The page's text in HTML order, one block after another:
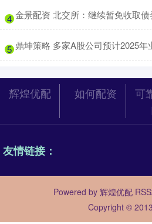
4 金景配资 北交所：继续暂免收取
5 鼎坤策略 多家A股公司预计2025年
辉煌优配 如何配资
可
友情链接：
Powered by 辉煌优配
Copyright ©